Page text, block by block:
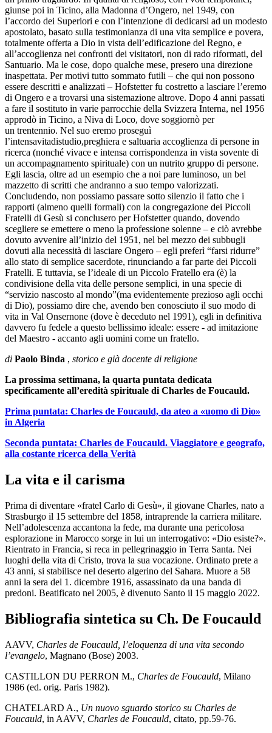
giunse poi in Ticino, alla Madonna d’Ongero, nel 1949, con
l’accordo dei Superiori e con l’intenzione di dedicarsi ad un modesto
apostolato, basato sulla testimonianza di una vita semplice e povera,
totalmente offerta a Dio in vista dell’edificazione del Regno, e
all’accoglienza nei confronti dei visitatori, non di rado riformati, del
Santuario. Ma le cose, dopo qualche mese, presero una direzione
inaspettata. Per motivi tutto sommato futili – che qui non possono
essere descritti e analizzati – Hofstetter fu costretto a lasciare l’eremo
di Ongero e a trovarsi una sistemazione altrove. Dopo 4 anni passati
a fare il sostituto in varie parrocchie della Svizzera Interna, nel 1956
approdò in Ticino, a Niva di Loco, dove soggiornò per
un trentennio. Nel suo eremo proseguì
l’intensavitadistudio,preghiera e saltuaria accoglienza di persone in
ricerca (nonché vivace e intensa corrispondenza in vista sovente di
un accompagnamento spirituale) con un nutrito gruppo di persone.
Egli lascia, oltre ad un esempio che a noi pare luminoso, un bel
mazzetto di scritti che andranno a suo tempo valorizzati.
Concludendo, non possiamo passare sotto silenzio il fatto che i
rapporti (almeno quelli formali) con la congregazione dei Piccoli
Fratelli di Gesù si conclusero per Hofstetter quando, dovendo
scegliere se emettere o meno la professione solenne – e ciò avrebbe
dovuto avvenire all’inizio del 1951, nel bel mezzo dei subbugli
dovuti alla necessità di lasciare Ongero – egli preferì “farsi ridurre”
allo stato di semplice sacerdote, rinunciando a far parte dei Piccoli
Fratelli. E tuttavia, se l’ideale di un Piccolo Fratello era (è) la
condivisione della vita delle persone semplici, in una specie di
“servizio nascosto al mondo”(ma evidentemente prezioso agli occhi
di Dio), possiamo dire che, avendo ben conosciuto il suo modo di
vita in Val Onsernone (dove è deceduto nel 1991), egli in definitiva
davvero fu fedele a questo bellissimo ideale: essere - ad imitazione
del Maestro - accanto agli uomini come un fratello.
di Paolo Binda , storico e già docente di religione
La prossima settimana, la quarta puntata dedicata
specificamente all’eredità spirituale di Charles de Foucauld.
Prima puntata: Charles de Foucauld, da ateo a «uomo di Dio»
in Algeria
Seconda puntata: Charles de Foucauld. Viaggiatore e geografo,
alla costante ricerca della Verità
La vita e il carisma
Prima di diventare «fratel Carlo di Gesù», il giovane Charles, nato a
Strasburgo il 15 settembre del 1858, intraprende la carriera militare.
Nell’adolescenza accantona la fede, ma durante una pericolosa
esplorazione in Marocco sorge in lui un interrogativo: «Dio esiste?».
Rientrato in Francia, si reca in pellegrinaggio in Terra Santa. Nei
luoghi della vita di Cristo, trova la sua vocazione. Ordinato prete a
43 anni, si stabilisce nel deserto algerino del Sahara. Muore a 58
anni la sera del 1. dicembre 1916, assassinato da una banda di
predoni. Beatificato nel 2005, è divenuto Santo il 15 maggio 2022.
Bibliografia sintetica su Ch. De Foucauld
AAVV, Charles de Foucauld, l’eloquenza di una vita secondo
l’evangelo, Magnano (Bose) 2003.
CASTILLON DU PERRON M., Charles de Foucauld, Milano
1986 (ed. orig. Paris 1982).
CHATELARD A., Un nuovo sguardo storico su Charles de
Foucauld, in AAVV, Charles de Foucauld, citato, pp.59-76.